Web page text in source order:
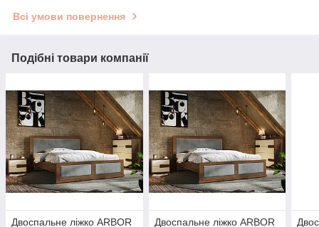
Всі умови повернення
Подібні товари компанії
Двоспальне ліжко ARBOR
Двоспальне ліжко ARBOR